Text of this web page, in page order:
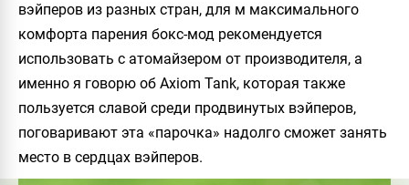
вэйперов из разных стран, для м максимального
комфорта парения бокс-мод рекомендуется
использовать с атомайзером от производителя, а
именно я говорю об Axiom Tank, которая также
пользуется славой среди продвинутых вэйперов,
поговаривают эта «парочка» надолго сможет занять
место в сердцах вэйперов.